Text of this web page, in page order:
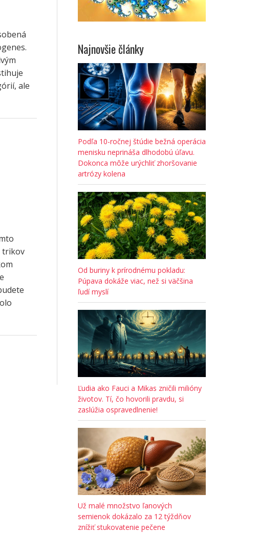
ale
trikov
Najnovšie články
Podľa 10-ročnej štúdie bežná operácia
menisku neprináša dlhodobú úľavu.
Dokonca môže urýchliť zhoršovanie
artrózy kolena
Od buriny k prírodnému pokladu:
Púpava dokáže viac, než si väčšina
ľudí myslí
Ľudia ako Fauci a Mikas zničili milióny
životov. Tí, čo hovorili pravdu, si
zaslúžia ospravedlnenie!
Už malé množstvo ľanových
semienok dokázalo za 12 týždňov
znížiť stukovatenie pečene